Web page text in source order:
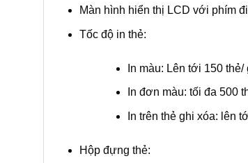
Màn hình hiển thị LCD với phím
Tốc độ in thẻ:
In màu: Lên tới 150
In đơn màu: tối đa 500
In trên thẻ ghi xóa: lên
Hộp đựng thẻ: